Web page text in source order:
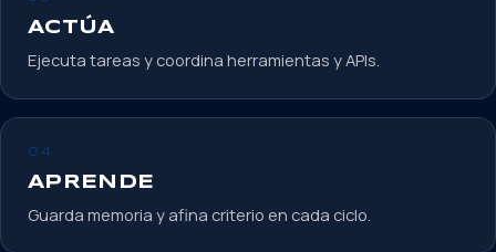
ACTÚA
Ejecuta tareas y coordina herramientas y APIs.
04
APRENDE
Guarda memoria y afina criterio en cada ciclo.